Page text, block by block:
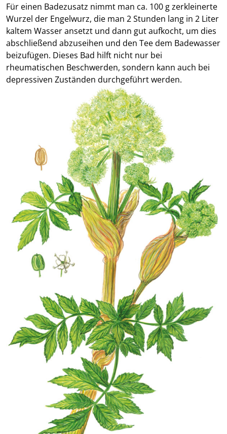
Für einen Badezusatz nimmt man ca. 100 g zerkleinerte
Wurzel der Engelwurz, die man 2 Stunden lang in 2 Liter
kaltem Wasser ansetzt und dann gut aufkocht, um dies
abschließend abzuseihen und den Tee dem Badewasser
beizufügen. Dieses Bad hilft nicht nur bei
rheumatischen Beschwerden, sondern kann auch bei
depressiven Zuständen durchgeführt werden.